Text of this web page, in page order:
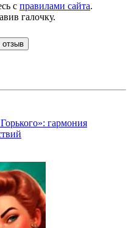
с правилами сайта.
галочку.
отзыв
гармония